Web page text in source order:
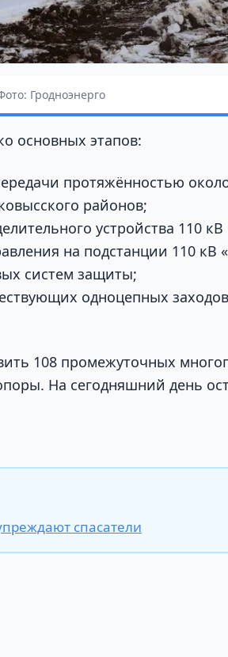
Гродноэнерго
основных этапов:
протяжённостью
районов;
устройства 110
на подстанции 110 кВ
систем защиты;
одноцепных
108 промежуточных
На сегодняшний день
спасатели